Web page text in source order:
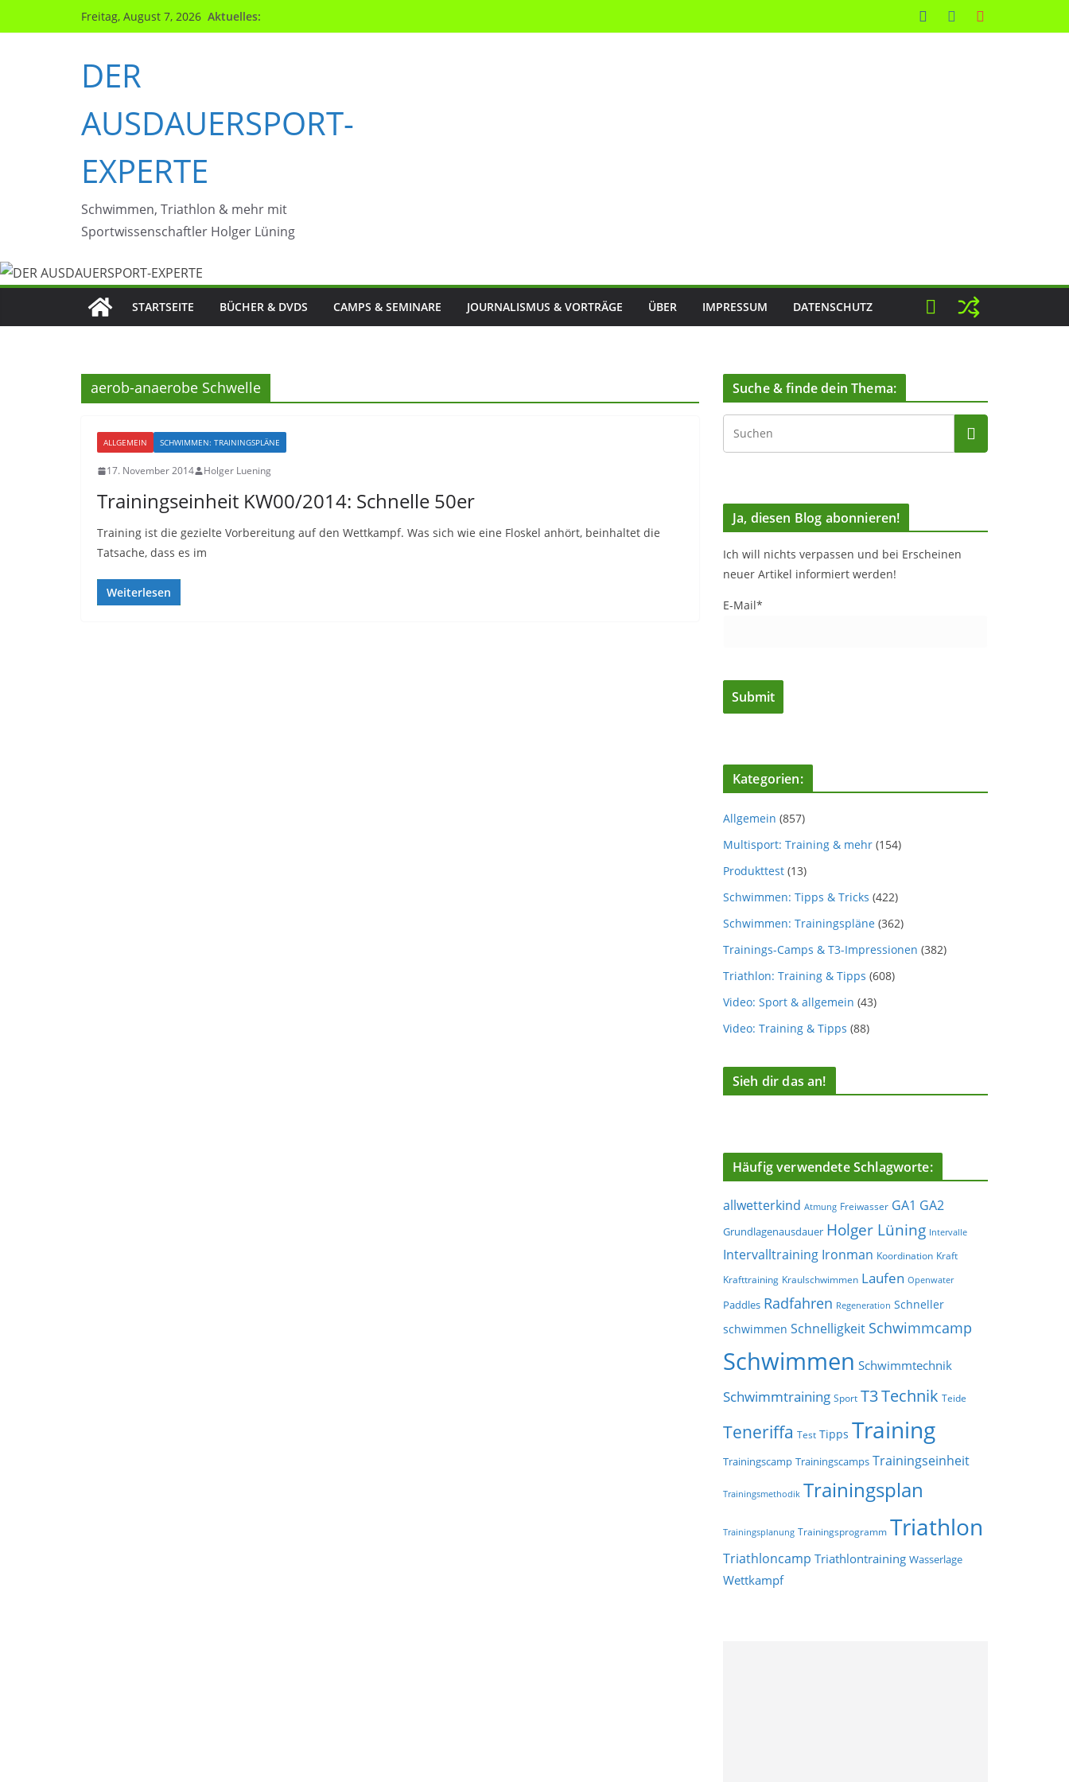
Inhalt
Freitag, August 7, 2026 Aktuelles:
DER
AUSDAUERSPORT-
EXPERTE
Schwimmen, Triathlon & mehr mit
Sportwissenschaftler Holger Lüning
STARTSEITE BÜCHER & DVDS CAMPS & SEMINARE JOURNALISMUS & VORTRÄGE ÜBER IMPRESSUM DATENSCHUTZ
aerob-anaerobe Schwelle
ALLGEMEIN SCHWIMMEN: TRAININGSPLÄNE
17. November 2014 Holger Luening
Trainingseinheit KW00/2014: Schnelle 50er
Training ist die gezielte Vorbereitung auf den Wettkampf. Was sich wie eine Floskel anhört, beinhaltet die
Tatsache, dass es im
Weiterlesen
Suche & finde dein Thema:
Ja, diesen Blog abonnieren!
Ich will nichts verpassen und bei Erscheinen
neuer Artikel informiert werden!
E-Mail*
Kategorien:
Allgemein (857)
Multisport: Training & mehr (154)
Produkttest (13)
Schwimmen: Tipps & Tricks (422)
Schwimmen: Trainingspläne (362)
Trainings-Camps & T3-Impressionen (382)
Triathlon: Training & Tipps (608)
Video: Sport & allgemein (43)
Video: Training & Tipps (88)
Sieh dir das an!
Häufig verwendete Schlagworte:
allwetterkind Atmung Freiwasser GA1 GA2
Grundlagenausdauer Holger Lüning Intervalle
Intervalltraining Ironman Koordination Kraft
Krafttraining Kraulschwimmen Laufen Openwater
Paddles Radfahren Regeneration Schneller
schwimmen Schnelligkeit Schwimmcamp
Schwimmen Schwimmtechnik
Schwimmtraining Sport T3Technik Teide
Teneriffa Test Tipps Training
Trainingscamp Trainingscamps Trainingseinheit
Trainingsmethodik Trainingsplan
Trainingsplanung Trainingsprogramm Triathlon
Triathloncamp Triathlontraining Wasserlage
Wettkampf